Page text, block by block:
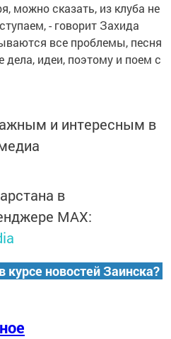
можно сказать, из клуба не
- говорит Захида
все проблемы, песня
дела, идеи, поэтому и поем с
и интересным в
в
MАХ:
новостей Заинска?